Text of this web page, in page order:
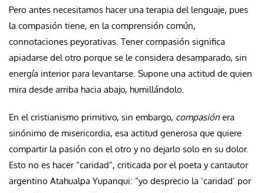
Pero antes necesitamos hacer una terapia del lenguaje, pues
la compasión tiene, en la comprensión común,
connotaciones peyorativas. Tener compasión significa
apiadarse del otro porque se le considera desamparado, sin
energía interior para levantarse. Supone una actitud de quien
mira desde arriba hacia abajo, humillándolo.
En el cristianismo primitivo, sin embargo, compasión era
sinónimo de misericordia, esa actitud generosa que quiere
compartir la pasión con el otro y no dejarlo solo en su dolor.
Esto no es hacer “caridad”, criticada por el poeta y cantautor
argentino Atahualpa Yupanqui: “yo desprecio la ‘caridad’ por